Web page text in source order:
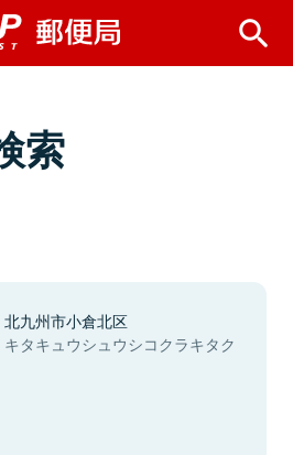
索
北九州市小倉北区
キタキュウシュウシコクラキタク